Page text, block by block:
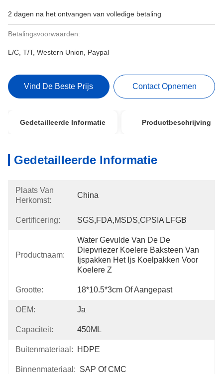
2 dagen na het ontvangen van volledige betaling
Betalingsvoorwaarden:
L/C, T/T, Western Union, Paypal
Vind De Beste Prijs Contact Opnemen
Gedetailleerde Informatie Productbeschrijving
Gedetailleerde Informatie
Plaats Van
Herkomst:
China
Certificering: SGS,FDA,MSDS,CPSIA LFGB
Productnaam:
Water Gevulde Van De De
Diepvriezer Koelere Baksteen Van
Ijspakken Het Ijs Koelpakken Voor
Koelere Z
Grootte: 18*10.5*3cm Of Aangepast
OEM: Ja
Capaciteit: 450ML
Buitenmateriaal: HDPE
Binnenmateriaal: SAP Of CMC